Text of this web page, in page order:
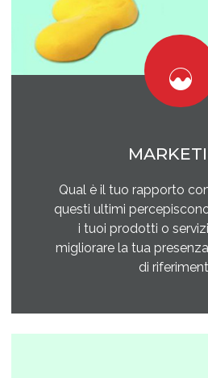
Qual è il tuo rapporto
questi ultimi
i tuoi prodotti o
migliorare la tua
di